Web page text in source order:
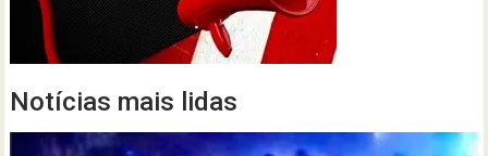
Notícias mais lidas